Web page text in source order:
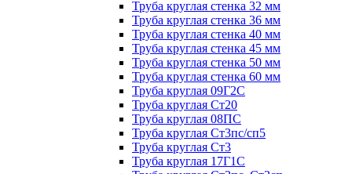
Труба круглая стенка 32 мм
Труба круглая стенка 36 мм
Труба круглая стенка 40 мм
Труба круглая стенка 45 мм
Труба круглая стенка 50 мм
Труба круглая стенка 60 мм
Труба круглая 09Г2С
Труба круглая Ст20
Труба круглая 08ПС
Труба круглая Ст3пс/сп5
Труба круглая Ст3
Труба круглая 17Г1С